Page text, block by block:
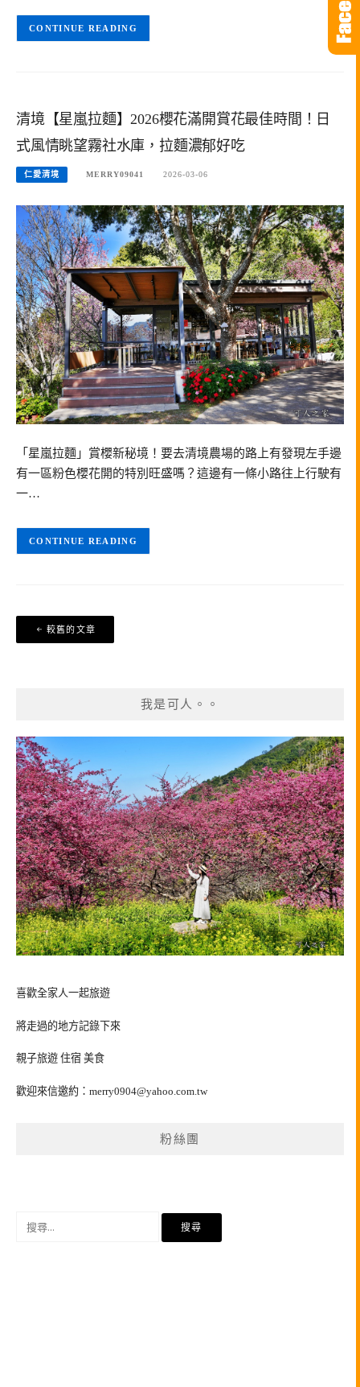
CONTINUE READING
清境【星嵐拉麵】2026櫻花滿開賞花最佳時間！日
式風情眺望霧社水庫，拉麵濃郁好吃
仁愛清境 MERRY09041 2026-03-06
「星嵐拉麵」賞櫻新秘境！要去清境農場的路上有發現左手邊
有一區粉色櫻花開的特別旺盛嗎？這邊有一條小路往上行駛有
一…
CONTINUE READING
文
章
較舊的文章
我是可人。。
喜歡全家人一起旅遊
將走過的地方記錄下來
親子旅遊 住宿 美食
歡迎來信邀約： merry0904@yahoo.com.tw
粉絲團